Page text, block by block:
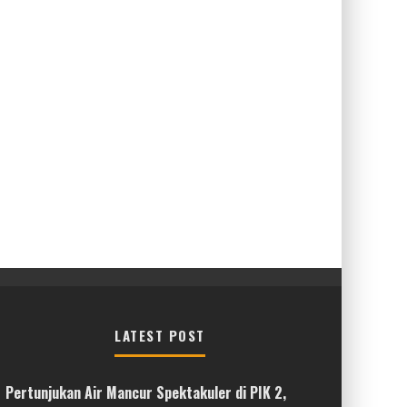
LATEST POST
Pertunjukan Air Mancur Spektakuler di PIK 2,